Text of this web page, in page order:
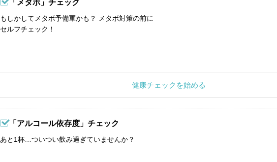
「メタボ」チェック
もしかしてメタボ予備軍かも？ メタボ対策の前に
セルフチェック！
健康チェックを始める
「アルコール依存度」チェック
あと1杯…ついつい飲み過ぎていませんか？